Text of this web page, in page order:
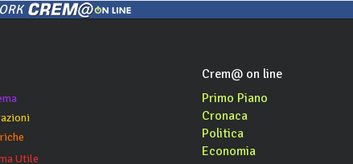
Utile
Crem@ on line
Primo Piano
Cronaca
Politica
Economia